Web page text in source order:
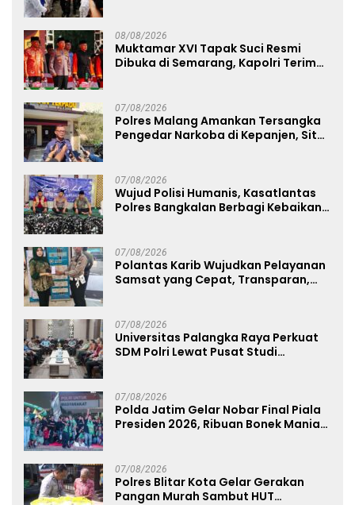
08/08/2026
Muktamar XVI Tapak Suci Resmi
Dibuka di Semarang, Kapolri Terima
07/08/2026
Polres Malang Amankan Tersangka
Pengedar Narkoba di Kepanjen, Sita
07/08/2026
Wujud Polisi Humanis, Kasatlantas
Polres Bangkalan Berbagi Kebaikan
07/08/2026
Polantas Karib Wujudkan Pelayanan
Samsat yang Cepat, Transparan,
07/08/2026
Universitas Palangka Raya Perkuat
SDM Polri Lewat Pusat Studi
07/08/2026
Polda Jatim Gelar Nobar Final Piala
Presiden 2026, Ribuan Bonek Mania
07/08/2026
Polres Blitar Kota Gelar Gerakan
Pangan Murah Sambut HUT